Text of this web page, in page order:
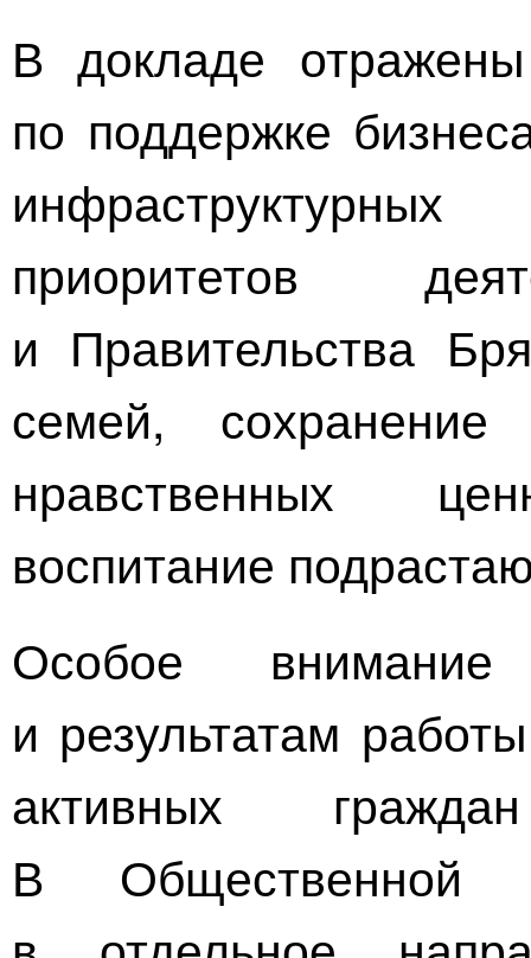
В докладе
по поддержке
приоритетов
и Правительства
семей,
нравственных
воспитание
Особое внимание
и результатам
активных
В Общественной